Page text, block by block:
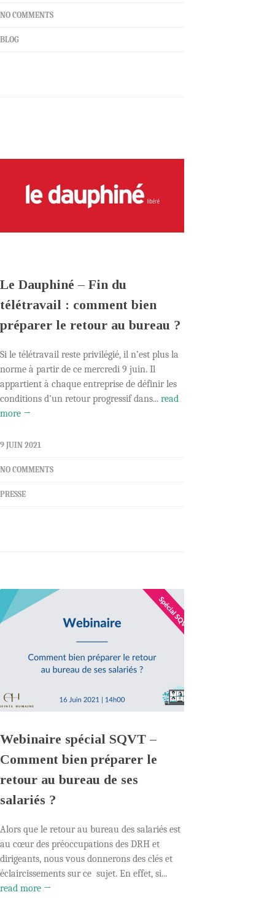
NO COMMENTS
BLOG
Le Dauphiné – Fin du
télétravail : comment bien
préparer le retour au bureau ?
Si le télétravail reste privilégié, il n’est plus la
norme à partir de ce mercredi 9 juin. Il
appartient à chaque entreprise de définir les
conditions d’un retour progressif dans... read
more →
9 JUIN 2021
NO COMMENTS
PRESSE
Webinaire spécial SQVT –
Comment bien préparer le
retour au bureau de ses
salariés ?
Alors que le retour au bureau des salariés est
au cœur des préoccupations des DRH et
dirigeants, nous vous donnerons des clés et
éclaircissements sur ce sujet. En effet, si...
read more →